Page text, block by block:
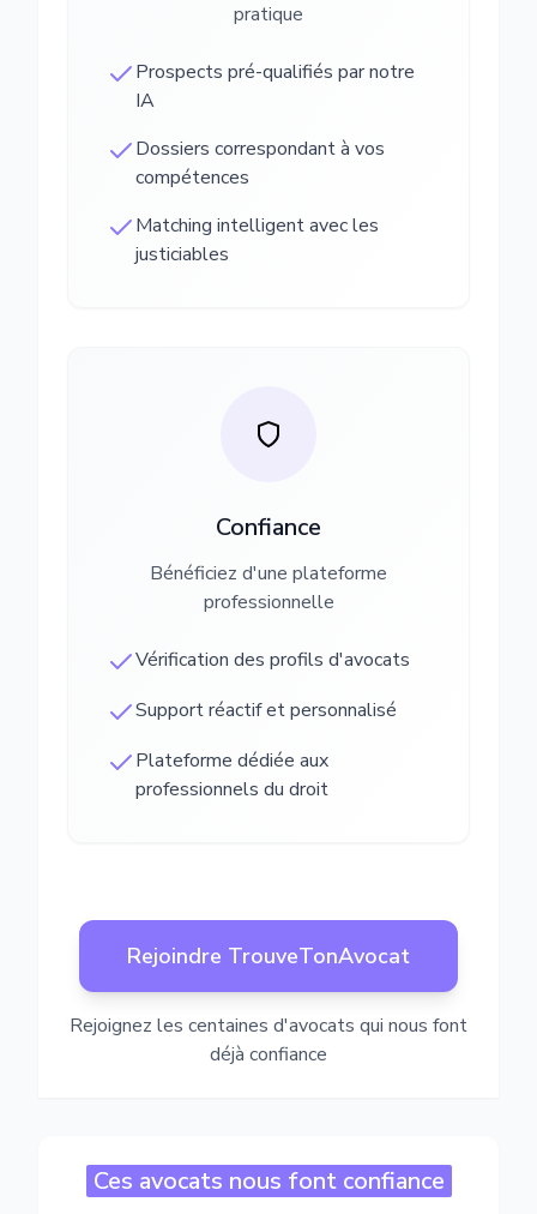
pratique
Prospects pré-qualifiés par notre
IA
Dossiers correspondant à vos
compétences
Matching intelligent avec les
justiciables
Confiance
Bénéficiez d'une plateforme
professionnelle
Vérification des profils d'avocats
Support réactif et personnalisé
Plateforme dédiée aux
professionnels du droit
Rejoindre TrouveTonAvocat
Rejoignez les centaines d'avocats qui nous font
déjà confiance
Ces avocats nous font confiance